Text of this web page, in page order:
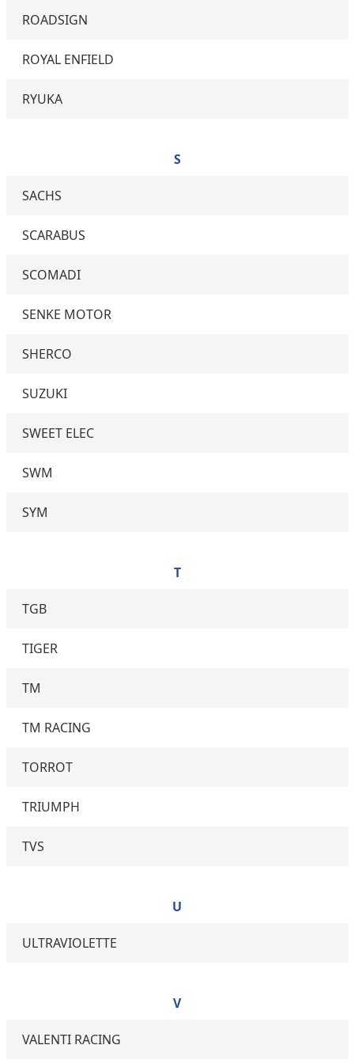
ROADSIGN
ROYAL ENFIELD
RYUKA
S
SACHS
SCARABUS
SCOMADI
SENKE MOTOR
SHERCO
SUZUKI
SWEET ELEC
SWM
SYM
T
TGB
TIGER
TM
TM RACING
TORROT
TRIUMPH
TVS
U
ULTRAVIOLETTE
V
VALENTI RACING